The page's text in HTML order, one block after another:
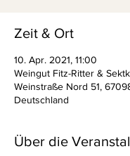
Zeit & Ort
10. Apr. 2021, 11:00
Weingut Fitz-Ritter &
Weinstraße Nord 51,
Deutschland
Über die